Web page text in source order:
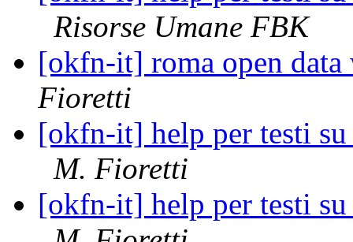
Risorse Umane FBK
[okfn-it] roma open
Fioretti
[okfn-it] help per testi
M. Fioretti
[okfn-it] help per testi